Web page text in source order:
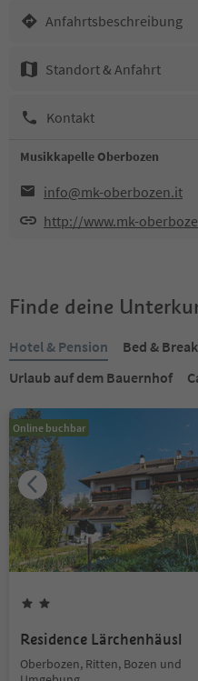
Anfahrtsbeschreibung
Standort & Anfahrt
Kontakt
Musikkapelle Oberbozen
info@mk-oberbozen.it
http://www.mk-
Finde deine
Hotel & Pension
Bed &
Urlaub auf dem Bauernhof
Online buchbar
Residence Lärchenhäusl
Oberbozen, Ritten, Bozen und